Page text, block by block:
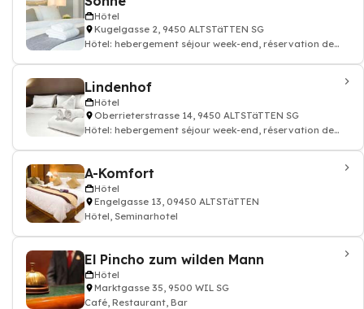
Hôtel
Kugelgasse 2, 9450 ALTSTäTTEN SG
Hôtel: hebergement séjour week-end, réservation de
Lindenhof
Hôtel
Oberrieterstrasse 14, 9450 ALTSTäTTEN SG
Hôtel: hebergement séjour week-end, réservation de
A-Komfort
Hôtel
Engelgasse 13, 09450 ALTSTäTTEN
Hôtel, Seminarhotel
El Pincho zum wilden Mann
Hôtel
Marktgasse 35, 9500 WIL SG
Café, Restaurant, Bar